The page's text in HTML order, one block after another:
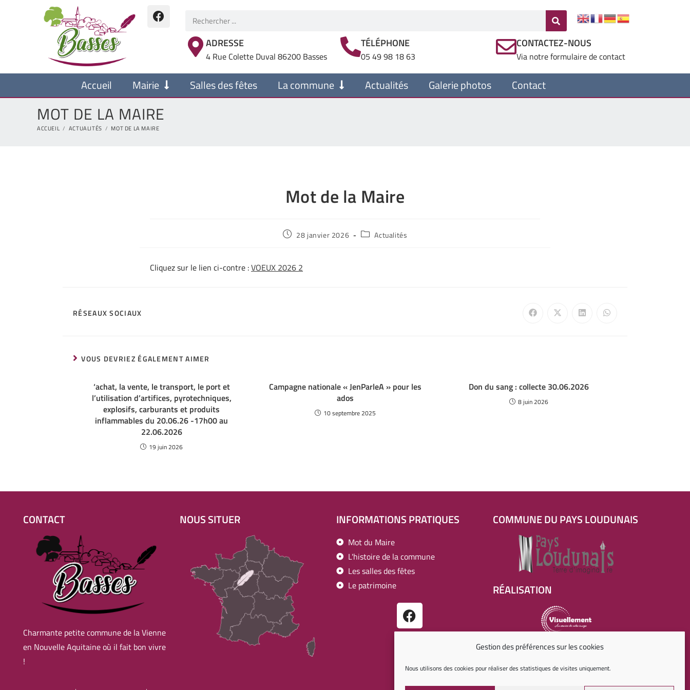
Gestion des préférences sur les cookies
Nous utilisons des cookies pour réaliser des statistiques de visites uniquement.
ADRESSE
4 Rue Colette Duval 86200 Basses
TÉLÉPHONE
05 49 98 18 63
CONTACTEZ-NOUS
Via notre formulaire de contact
Accueil Mairie Salles des fêtes La commune Actualités Galerie photos Contact
MOT DE LA MAIRE
ACCUEIL / ACTUALITÉS / MOT DE LA MAIRE
Mot de la Maire
28 janvier 2026 Actualités
Cliquez sur le lien ci-contre :VOEUX 2026 2
RÉSEAUX SOCIAUX
VOUS DEVRIEZ ÉGALEMENT AIMER
‘achat, la vente, le transport, le port et
l’utilisation d’artifices, pyrotechniques,
explosifs, carburants et produits
inflammables du 20.06.26 -17h00 au
22.06.2026
19 juin 2026
Campagne nationale « JenParleA » pour les
ados
10 septembre 2025
Don du sang : collecte 30.06.2026
8 juin 2026
CONTACT
Charmante petite commune de la Vienne
en Nouvelle Aquitaine où il fait bon vivre
!
NOUS SITUER INFORMATIONS PRATIQUES
Mot du Maire
L'histoire de la commune
Les salles des fêtes
Le patrimoine
COMMUNE DU PAYS LOUDUNAIS
RÉALISATION
Agence digitale